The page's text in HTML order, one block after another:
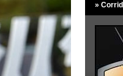
»